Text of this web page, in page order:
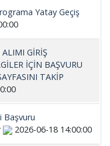
Yatay Geçiş
GİRİŞ
İÇİN BAŞVURU
TAKİP
Başvuru
2026-06-18 14:00:00